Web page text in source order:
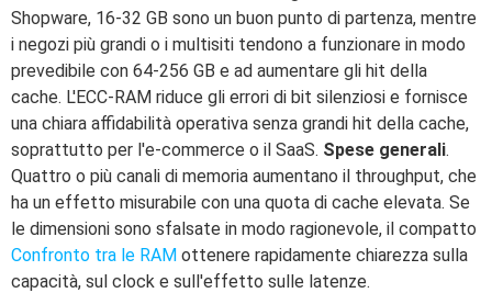
Shopware, 16-32 GB sono un buon punto di partenza, mentre
i negozi più grandi o i multisiti tendono a funzionare in modo
prevedibile con 64-256 GB e ad aumentare gli hit della
cache. L'ECC-RAM riduce gli errori di bit silenziosi e fornisce
una chiara affidabilità operativa senza grandi hit della cache,
soprattutto per l'e-commerce o il SaaS. Spese generali.
Quattro o più canali di memoria aumentano il throughput, che
ha un effetto misurabile con una quota di cache elevata. Se
le dimensioni sono sfalsate in modo ragionevole, il compatto
Confronto tra le RAM ottenere rapidamente chiarezza sulla
capacità, sul clock e sull'effetto sulle latenze.